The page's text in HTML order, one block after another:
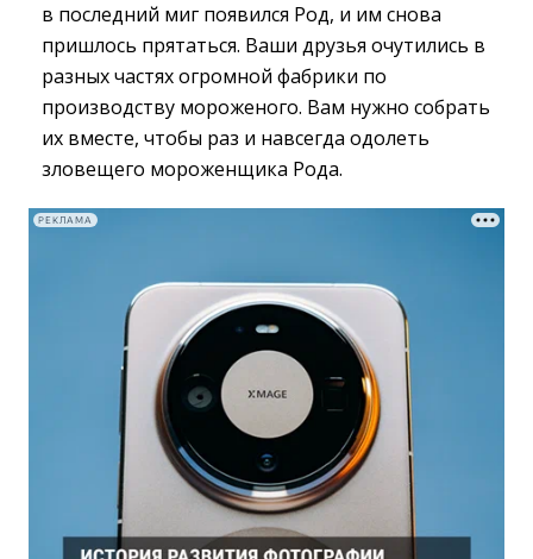
в последний миг появился Род, и им снова
пришлось прятаться. Ваши друзья очутились в
разных частях огромной фабрики по
производству мороженого. Вам нужно собрать
их вместе, чтобы раз и навсегда одолеть
зловещего мороженщика Рода.
РЕКЛАМА